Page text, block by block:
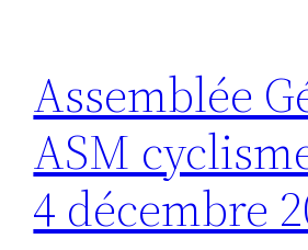
Assemblée
ASM
4 décembre